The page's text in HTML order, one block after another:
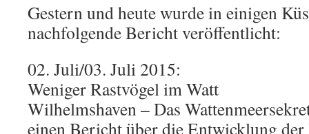
Gestern und heute wurde in einigen
nachfolgende Bericht veröffentlicht:
02. Juli/03. Juli 2015:
Weniger Rastvögel im Watt
Wilhelmshaven – Das
einen Bericht über die Entwicklung der